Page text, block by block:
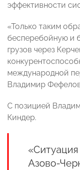
эффективности
«Только таким
бесперебойную и
грузов через
международной
Владимир
С позицией
Киндер.
Азово-